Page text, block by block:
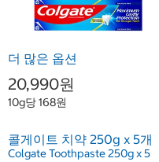
더 많은 옵션
20,990원
10g당 168원
콜게이트 치약 250g x 5개
Colgate Toothpaste 250g x 5